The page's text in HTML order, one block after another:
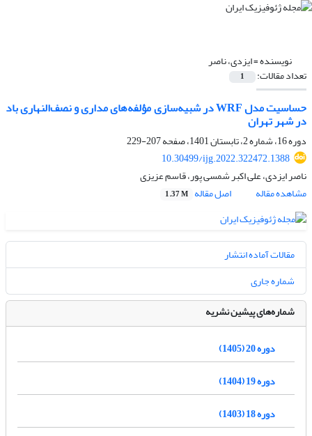
نویسنده =ایزدی، ناصر
تعداد مقالات: 1
حساسیت مدل WRF در شبیه‌سازی مؤلفه‌های مداری و نصف‌النهاری باد
در شهر تهران
دوره 16، شماره 2، تابستان 1401، صفحه
207-229
10.30499/ijg.2022.322472.1388
ناصر ایزدی، علی اکبر شمسی پور، قاسم عزیزی
مشاهده مقاله
اصل مقاله 1.37 M
مقالات آماده انتشار
شماره جاری
شماره‌های پیشین نشریه
دوره 20 (1405)
دوره 19 (1404)
دوره 18 (1403)